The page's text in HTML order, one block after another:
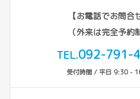
【お電話でお問合
（外来は完全予約
TEL.092-791-
受付時間 / 平日 9:30 -